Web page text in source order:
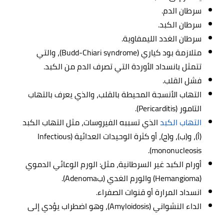
سرطان الدم.
سرطان الكبد.
سرطان الغدد الليمفاوية.
متلازمة بود كياري (Budd-Chiari syndrome)، والتي
تتمثل بانسداد الأوردة التي تصرف الدم من الكبد.
فشل القلب.
التهاب الأنسجة المحيطة بالقلب، والذي يعرف بالتهاب
التامور (Pericarditis).
التهاب الكبدالذي تسببه الفيروسات، مثل التهاب الكبد
(أ)، و(ب)، و(ج)، أو كثرة الوحيدات العدائية (Infectious
mononucleosis).
أورام الكبد غير السرطانية، مثل: الورم الوعائي الدموي
(Hemangioma) والورم الغدي (بAdenoma).
انسداد المرارة أو قنوات الصفراء.
الداء النشواني (Amyloidosis)، وهو اضطراب يؤدي إلى